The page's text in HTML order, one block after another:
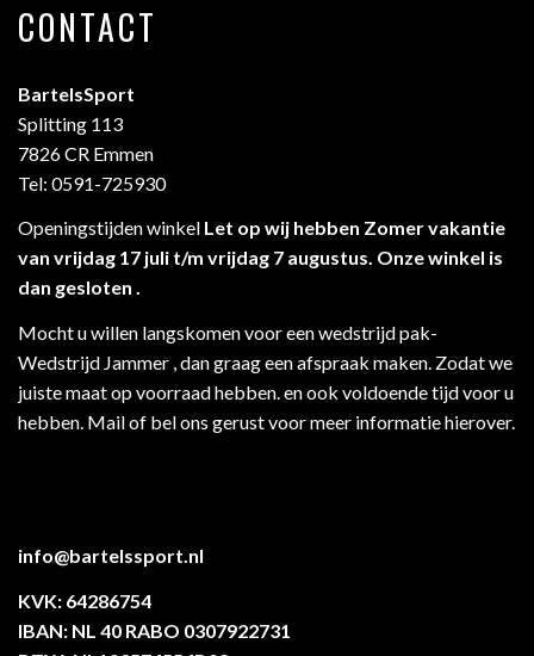
CONTACT
BartelsSport
Splitting 113
7826 CR Emmen
Tel: 0591-725930
Openingstijden winkel Let op wij hebben Zomer vakantie
van vrijdag 17 juli t/m vrijdag 7 augustus. Onze winkel is
dan gesloten .
Mocht u willen langskomen voor een wedstrijd pak-
Wedstrijd Jammer , dan graag een afspraak maken. Zodat we
juiste maat op voorraad hebben. en ook voldoende tijd voor u
hebben. Mail of bel ons gerust voor meer informatie hierover.
info@bartelssport.nl
KVK: 64286754
IBAN: NL 40 RABO 0307922731